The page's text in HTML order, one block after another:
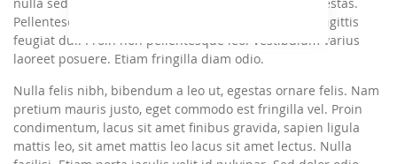
Pellentesque sem mi, vulputate ac iaculis sit amet, sagittis
feugiat dui. Proin non pellentesque leo. Vestibulum varius
laoreet posuere. Etiam fringilla diam odio.
Nulla felis nibh, bibendum a leo ut, egestas ornare felis. Nam
pretium mauris justo, eget commodo est fringilla vel. Proin
condimentum, lacus sit amet finibus gravida, sapien ligula
mattis leo, sit amet mattis leo lacus sit amet lectus. Nulla